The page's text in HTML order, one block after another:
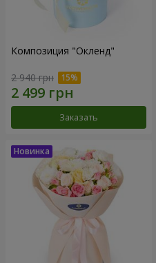
Композиция "Окленд"
2 940 грн
Заказать